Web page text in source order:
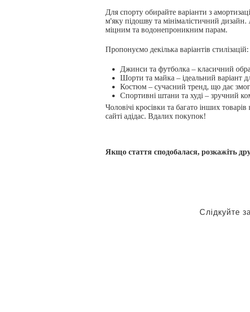
Для спорту обирайте варіанти з
м'яку підошву та мінімалістичний
міцним та водонепроникним парам.
Пропонуємо декілька варіантів стилізацій:
Джинси та футболка – класичний
Шорти та майка – ідеальний варіант
Костюм – сучасний тренд, що дає
Спортивні штани та худі – зручний
Чоловічі кросівки та багато інших
сайті адідас. Вдалих покупок!
Якщо стаття сподобалася, розкажіть
Слідкуйте